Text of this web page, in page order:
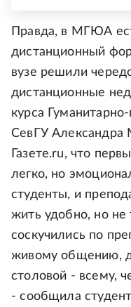
Правда, в МГЮА
дистанционный
вузе решили
дистанционные
курса
СевГУ Александра
Газете.ru, что
легко, но
студенты, и
жить удобно, но не
соскучились по
живому общению,
столовой - всему,
- сообщила